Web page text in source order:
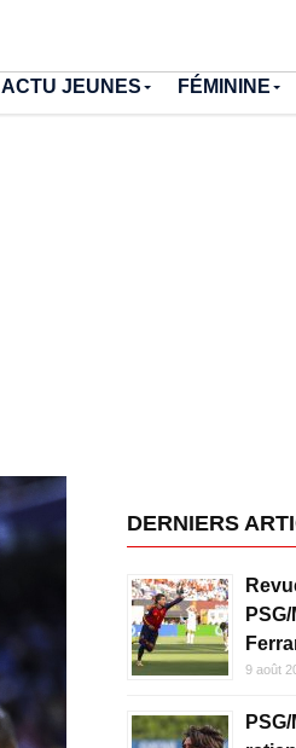
ACTU JEUNES FÉMININE
DERNIERS
9 août